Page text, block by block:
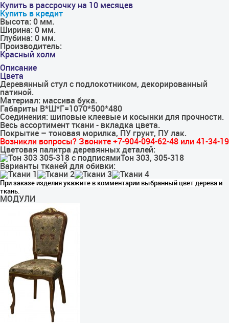
Купить в рассрочку на 10 месяцев
Купить в кредит
Высота: 0 мм.
Ширина: 0 мм.
Глубина: 0 мм.
Производитель:
Красный холм
Описание
Цвета
Деревянный стул с подлокотником, декорированный
патиной.
Материал: массива бука.
Габариты В*Ш*Г=1070*500*480
Соединения: шиповые клеевые и косынки для прочности.
Весь ассортимент ткани - вкладка цвета.
Покрытие – тоновая морилка, ПУ грунт, ПУ лак.
Возникли вопросы? Звоните +7-904-094-62-48 или 41-34-19
Цветовая палитра деревянных деталей:
Тон 303, 305-318
Варианты тканей для обивки:
При заказе изделия укажите в комментарии выбранный цвет дерева и
ткань.
МОДУЛИ